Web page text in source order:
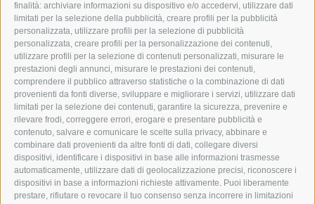
finalità: archiviare informazioni su dispositivo e/o accedervi, utilizzare dati
limitati per la selezione della pubblicità, creare profili per la pubblicità
personalizzata, utilizzare profili per la selezione di pubblicità
personalizzata, creare profili per la personalizzazione dei contenuti,
utilizzare profili per la selezione di contenuti personalizzati, misurare le
prestazioni degli annunci, misurare le prestazioni dei contenuti,
comprendere il pubblico attraverso statistiche o la combinazione di dati
provenienti da fonti diverse, sviluppare e migliorare i servizi, utilizzare dati
limitati per la selezione dei contenuti, garantire la sicurezza, prevenire e
rilevare frodi, correggere errori, erogare e presentare pubblicità e
contenuto, salvare e comunicare le scelte sulla privacy, abbinare e
combinare dati provenienti da altre fonti di dati, collegare diversi
dispositivi, identificare i dispositivi in base alle informazioni trasmesse
automaticamente, utilizzare dati di geolocalizzazione precisi, riconoscere i
dispositivi in base a informazioni richieste attivamente. Puoi liberamente
prestare, rifiutare o revocare il tuo consenso senza incorrere in limitazioni
GRAFIK@DERERKER.IT
INFO@DERERKER.IT
BARBARA.FONTANA@DERERKER.IT
ERKER
PUBBLICITÀ NELL’ERKER
PUBBLICITÀ ONLINE
ADDEBITO DIRETTO SEPA
REGOLAMENTO COMMENTI
ONLINE VOTING
SERVICE